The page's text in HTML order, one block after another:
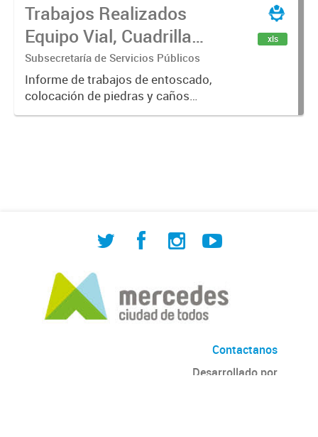
construcción, colocación de tapa
registro, reparación...
Trabajos Realizados
Equipo Vial, Cuadrilla
Bacheo, Servicio
Eléctrico - Noviembre
2021
Subsecretaría de Servicios Públicos
Informe de trabajos de entoscado,
colocación de piedras y caños
(zanjeo - cruce de calles) Informe
xls
Contactanos
Desarrollado por